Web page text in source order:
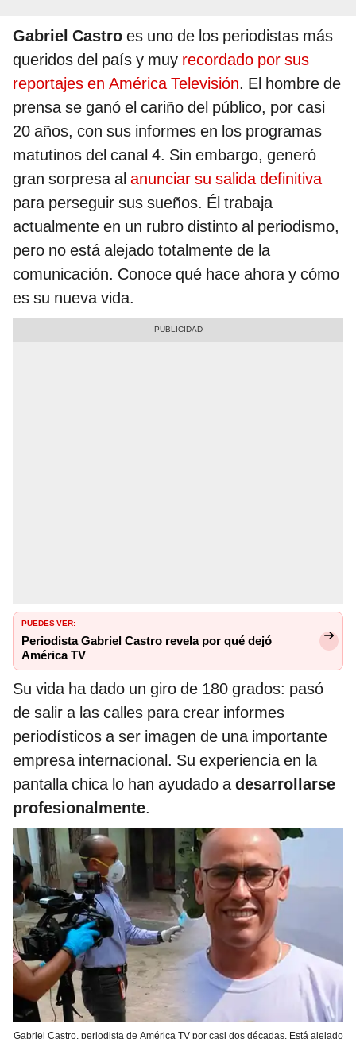
Gabriel Castro es uno de los periodistas más
queridos del país y muy recordado por sus
reportajes en América Televisión. El hombre de
prensa se ganó el cariño del público, por casi
20 años, con sus informes en los programas
matutinos del canal 4. Sin embargo, generó
gran sorpresa al anunciar su salida definitiva
para perseguir sus sueños. Él trabaja
actualmente en un rubro distinto al periodismo,
pero no está alejado totalmente de la
comunicación. Conoce qué hace ahora y cómo
es su nueva vida.
PUEDES VER:
Periodista Gabriel Castro revela por qué dejó
América TV
Su vida ha dado un giro de 180 grados: pasó
de salir a las calles para crear informes
periodísticos a ser imagen de una importante
empresa internacional. Su experiencia en la
pantalla chica lo han ayudado adesarrollarse
profesionalmente.
Gabriel Castro, periodista de América TV por casi dos décadas. Está alejado